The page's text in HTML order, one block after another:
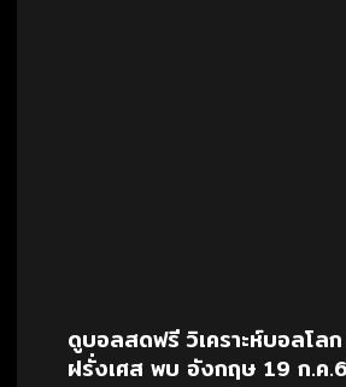
ดูบอลสดฟรี วิเคราะห์บอลโล
ฝรั่งเศส พบ อังกฤษ 19 ก.ค